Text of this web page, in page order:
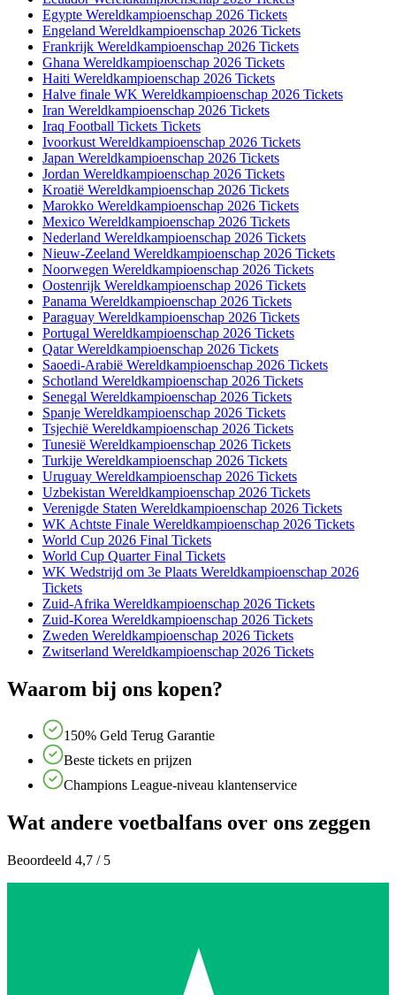
Egypte Wereldkampioenschap 2026 Tickets
Engeland Wereldkampioenschap 2026 Tickets
Frankrijk Wereldkampioenschap 2026 Tickets
Ghana Wereldkampioenschap 2026 Tickets
Haiti Wereldkampioenschap 2026 Tickets
Halve finale WK Wereldkampioenschap 2026 Tickets
Iran Wereldkampioenschap 2026 Tickets
Iraq Football Tickets Tickets
Ivoorkust Wereldkampioenschap 2026 Tickets
Japan Wereldkampioenschap 2026 Tickets
Jordan Wereldkampioenschap 2026 Tickets
Kroatië Wereldkampioenschap 2026 Tickets
Marokko Wereldkampioenschap 2026 Tickets
Mexico Wereldkampioenschap 2026 Tickets
Nederland Wereldkampioenschap 2026 Tickets
Nieuw-Zeeland Wereldkampioenschap 2026 Tickets
Noorwegen Wereldkampioenschap 2026 Tickets
Oostenrijk Wereldkampioenschap 2026 Tickets
Panama Wereldkampioenschap 2026 Tickets
Paraguay Wereldkampioenschap 2026 Tickets
Portugal Wereldkampioenschap 2026 Tickets
Qatar Wereldkampioenschap 2026 Tickets
Saoedi-Arabië Wereldkampioenschap 2026 Tickets
Schotland Wereldkampioenschap 2026 Tickets
Senegal Wereldkampioenschap 2026 Tickets
Spanje Wereldkampioenschap 2026 Tickets
Tsjechië Wereldkampioenschap 2026 Tickets
Tunesië Wereldkampioenschap 2026 Tickets
Turkije Wereldkampioenschap 2026 Tickets
Uruguay Wereldkampioenschap 2026 Tickets
Uzbekistan Wereldkampioenschap 2026 Tickets
Verenigde Staten Wereldkampioenschap 2026 Tickets
WK Achtste Finale Wereldkampioenschap 2026 Tickets
World Cup 2026 Final Tickets
World Cup Quarter Final Tickets
WK Wedstrijd om 3e Plaats Wereldkampioenschap 2026
Tickets
Zuid-Afrika Wereldkampioenschap 2026 Tickets
Zuid-Korea Wereldkampioenschap 2026 Tickets
Zweden Wereldkampioenschap 2026 Tickets
Zwitserland Wereldkampioenschap 2026 Tickets
Waarom bij ons kopen?
150% Geld Terug Garantie
Beste tickets en prijzen
Champions League-niveau klantenservice
Wat andere voetbalfans over ons zeggen
Beoordeeld 4,7 / 5